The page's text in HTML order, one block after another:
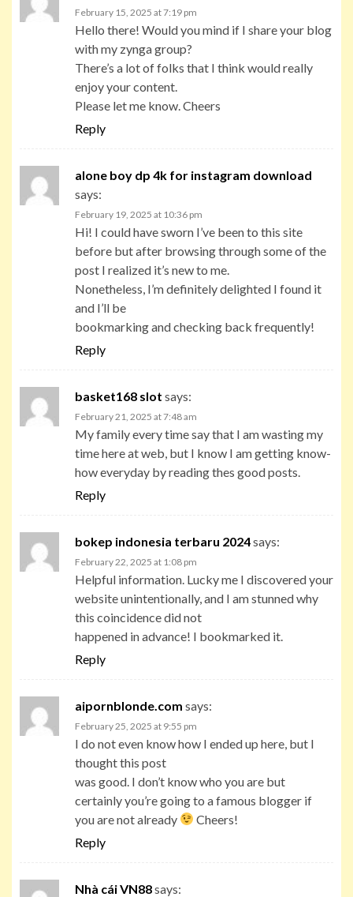
February 15, 2025 at 7:19 pm
Hello there! Would you mind if I share your blog
with my zynga group?
There’s a lot of folks that I think would really
enjoy your content.
Please let me know. Cheers
Reply
alone boy dp 4k for instagram download
says:
February 19, 2025 at 10:36 pm
Hi! I could have sworn I’ve been to this site
before but after browsing through some of the
post I realized it’s new to me.
Nonetheless, I’m definitely delighted I found it
and I’ll be
bookmarking and checking back frequently!
Reply
basket168 slot says:
February 21, 2025 at 7:48 am
My family every time say that I am wasting my
time here at web, but I know I am getting know-
how everyday by reading thes good posts.
Reply
bokep indonesia terbaru 2024says:
February 22, 2025 at 1:08 pm
Helpful information. Lucky me I discovered your
website unintentionally, and I am stunned why
this coincidence did not
happened in advance! I bookmarked it.
Reply
aipornblonde.com says:
February 25, 2025 at 9:55 pm
I do not even know how I ended up here, but I
thought this post
was good. I don’t know who you are but
certainly you’re going to a famous blogger if
you are not already
Cheers!
Reply
Nhà cái VN88says: